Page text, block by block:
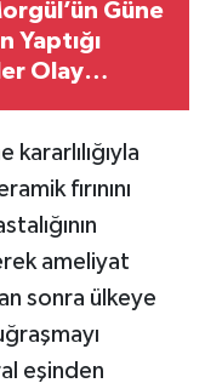
Güne
Yaptığı
Olay
Tamamı
fırınını
ameliyat
sonra ülkeye
eşinden